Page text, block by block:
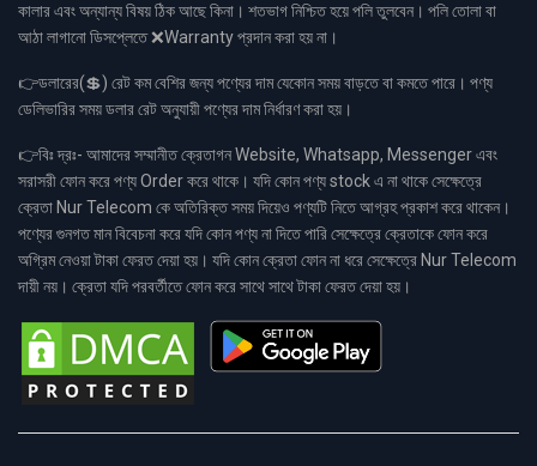
কালার এবং অন্যান্য বিষয় ঠিক আছে কিনা। শতভাগ নিশ্চিত হয়ে পলি তুলবেন। পলি তোলা বা
আঠা লাগানো ডিসপ্লেতে ❌Warranty প্রদান করা হয় না।
👉ডলারের(💲) রেট কম বেশির জন্য পণ্যের দাম যেকোন সময় বাড়তে বা কমতে পারে। পণ্য
ডেলিভারির সময় ডলার রেট অনুযায়ী পণ্যের দাম নির্ধারণ করা হয়।
👉বিঃ দ্রঃ- আমাদের সম্মানীত ক্রেতাগন Website, Whatsapp, Messenger এবং
সরাসরী ফোন করে পণ্য Order করে থাকে। যদি কোন পণ্য stock এ না থাকে সেক্ষেত্রে
ক্রেতা Nur Telecom কে অতিরিক্ত সময় দিয়েও পণ্যটি নিতে আগ্রহ প্রকাশ করে থাকেন।
পণ্যের গুনগত মান বিবেচনা করে যদি কোন পণ্য না দিতে পারি সেক্ষেত্রে ক্রেতাকে ফোন করে
অগ্রিম নেওয়া টাকা ফেরত দেয়া হয়। যদি কোন ক্রেতা ফোন না ধরে সেক্ষেত্রে Nur Telecom
দায়ী নয়। ক্রেতা যদি পরবর্তীতে ফোন করে সাথে সাথে টাকা ফেরত দেয়া হয়।